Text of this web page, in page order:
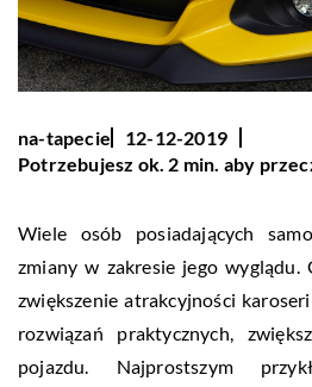
na-tapecie
12-12-2019
Potrzebujesz ok. 2 min. aby
Wiele osób posiadających
zmiany w zakresie jego wyglądu.
zwiększenie atrakcyjności
rozwiązań praktycznych,
pojazdu. Najprostszym